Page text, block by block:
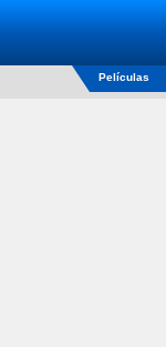
Películas